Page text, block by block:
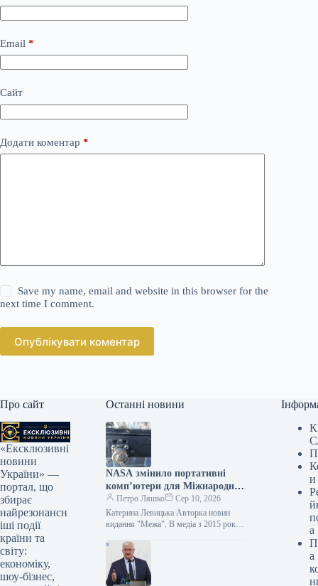
Email *
Сайт
Додати коментар *
Save my name, email and website in this browser for the
next time I comment.
Опублікувати коментар
Про сайт
«Ексклюзивні
новини
України» —
портал, що
збирає
найрезонансн
іші події
країни та
світу:
економіку,
шоу-бізнес,
Останні новини
NASA змінило портативні
комп’ютери для Міжнародної
космічної станції, щоб
уніфікувати використання
зарядних пристроїв.
Петро Ляшко
Сер 10, 2026
Катерина Левицька Авторка новин
видання "Межа". В медіа з 2015 року,
серпня, 02:25…
и
а
а